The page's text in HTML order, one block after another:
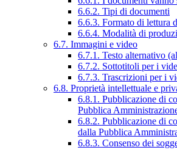
6.6.2. Tipi di documenti
6.6.3. Formato di lettura
6.6.4. Modalità di
6.7. Immagini e video
6.7.1. Testo alternativo
6.7.2. Sottotitoli per i
6.7.3. Trascrizioni per i
6.8. Proprietà intellettuale e
6.8.1. Pubblicazione di
Pubblica
6.8.2. Pubblicazione di
dalla Pubblica
6.8.3. Consenso dei